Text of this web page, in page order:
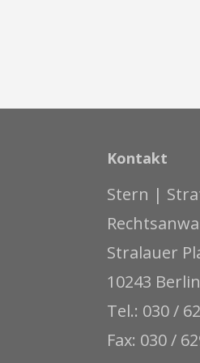
Kontakt
Stern |
Stralauer
10243
Tel.: 030 /
Fax: 030 /